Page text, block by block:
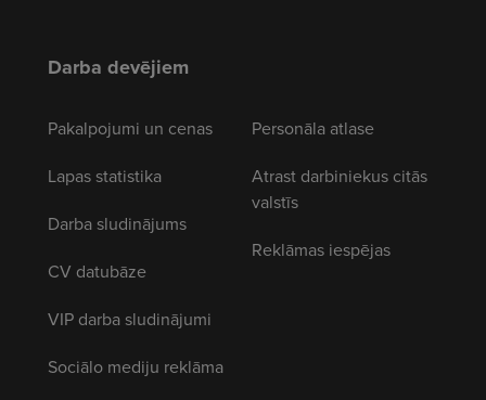
Darba devējiem
Pakalpojumi un cenas
Lapas statistika
Darba sludinājums
CV datubāze
VIP darba sludinājumi
Sociālo mediju reklāma
Personāla atlase
Atrast darbiniekus citās
valstīs
Reklāmas iespējas